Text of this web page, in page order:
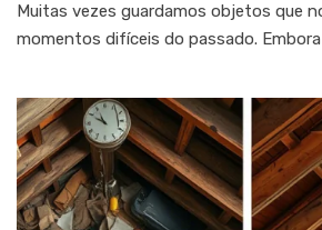
Muitas vezes guardamos objetos que
momentos difíceis do passado.